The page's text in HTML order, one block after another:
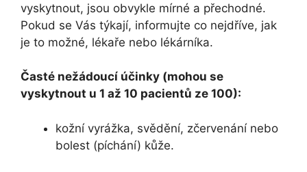
vyskytnout, jsou obvykle mírné a přechodné.
Pokud se Vás týkají, informujte co nejdříve, jak
je to možné, lékaře nebo lékárníka.
Časté nežádoucí účinky (mohou se
vyskytnout u 1 až 10 pacientů ze 100):
kožní vyrážka, svědění, zčervenání nebo
bolest (píchání) kůže.